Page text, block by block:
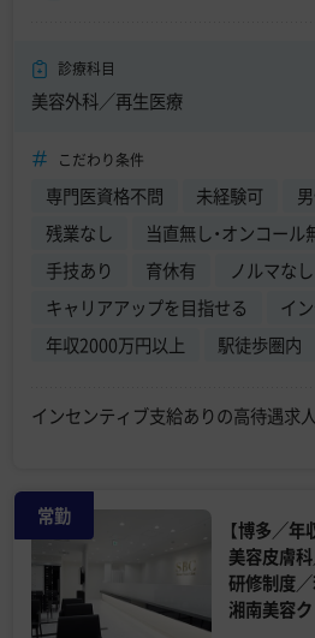
診療科目
美容外科／再生医療
こだわり条件
専門医資格不問 未経験可
残業なし
当直無し・オンコール
手技あり
育休有
ノルマなし
キャリアアップを目指せる
イ
年収2000万円以上
駅徒歩圏内
インセンティブ支給ありの高待遇求人
常勤
【博多／年
美容皮膚
研修制度
湘南美容